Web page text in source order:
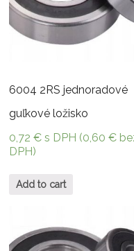
6004 2RS jednoradové
guľkové ložisko
0,72€ s DPH (0,60€
DPH)
Add to cart